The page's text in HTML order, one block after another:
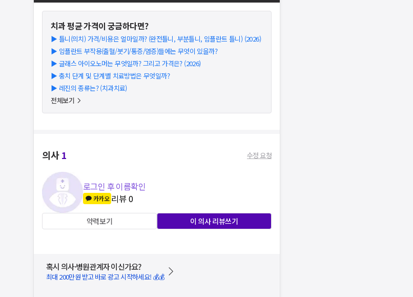
치과평균 가격이 궁금하다면?
▶ 틀니(의치) 가격/비용은 얼마일까? (완전틀니, 부분틀니, 임플란트 틀니) (2026)
▶ 임플란트 부작용(출혈/붓기/통증/염증)들에는 무엇이 있을까?
▶ 글래스 아이오노머는 무엇일까? 그리고 가격은? (2026)
▶ 충치 단계 및 단계별 치료방법은 무엇일까?
▶ 레진의 종류는? (치과치료)
전체보기
의사1 수정 요청
로그인 후 이름확인
카카오 리뷰0
약력보기 이 의사 리뷰쓰기
혹시 의사·병원관계자 이신가요?
최대 200만원 받고 바로 광고 시작하세요! 💰💰